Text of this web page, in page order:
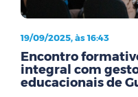
19/09/2025, às 16:43
Encontro
integral com
educacionais de